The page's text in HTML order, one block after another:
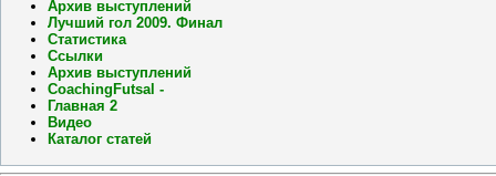
Архив выступлений
Лучший гол 2009. Финал
Статистика
Ссылки
Архив выступлений
CoachingFutsal -
Главная 2
Видео
Каталог статей